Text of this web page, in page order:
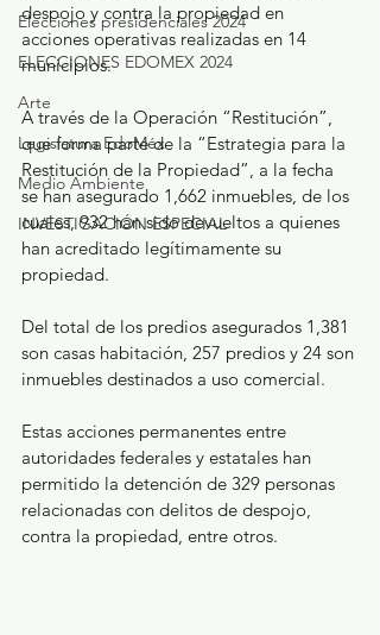
Elecciones presidenciales 2024
ELECCIONES EDOMEX 2024
Arte
Legislatura EdoMéx
Medio Ambiente
INVESTIGACIÓN ESPECIAL
despojo y contra la propiedad en
acciones operativas realizadas en 14
municipios.
A través de la Operación “Restitución”,
que forma parte de la “Estrategia para la
Restitución de la Propiedad”, a la fecha
se han asegurado 1,662 inmuebles, de los
cuales, 932 han sido devueltos a quienes
han acreditado legítimamente su
propiedad.
Del total de los predios asegurados 1,381
son casas habitación, 257 predios y 24 son
inmuebles destinados a uso comercial.
Estas acciones permanentes entre
autoridades federales y estatales han
permitido la detención de 329 personas
relacionadas con delitos de despojo,
contra la propiedad, entre otros.